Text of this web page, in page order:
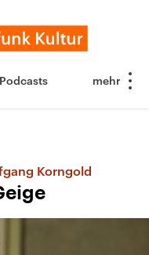
Podcasts
Korngold